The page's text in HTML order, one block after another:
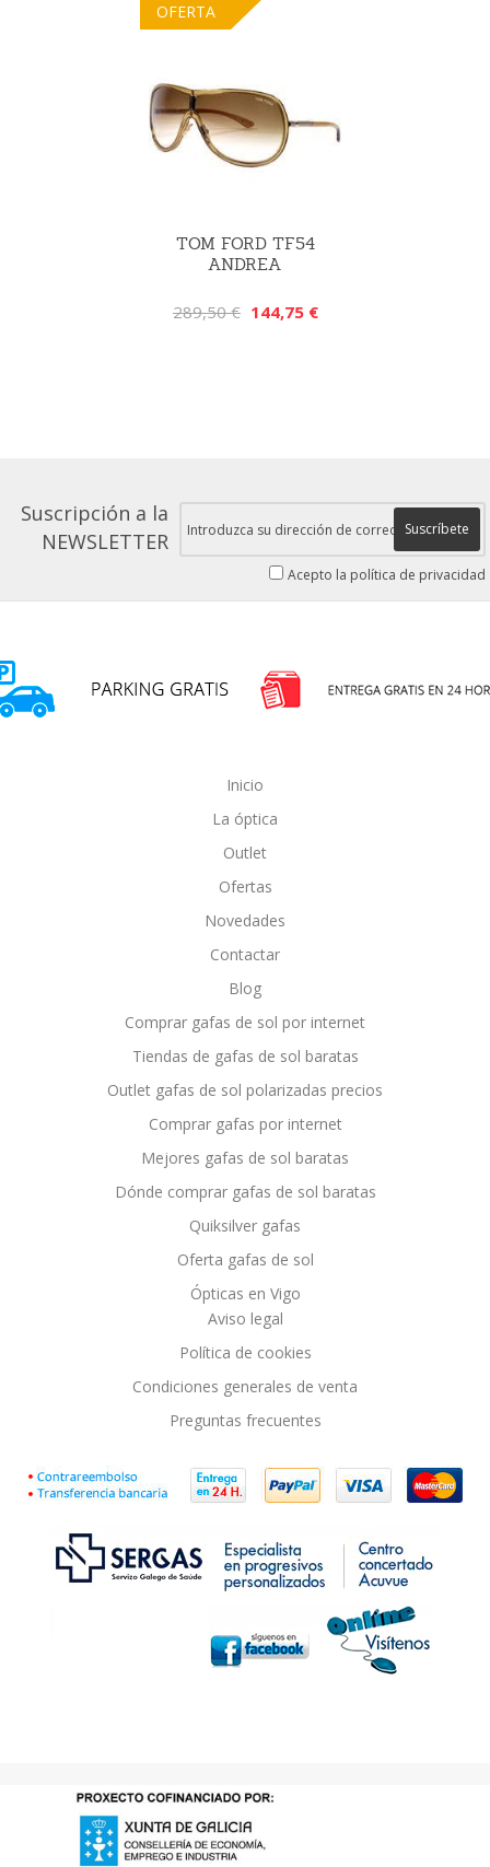
OFERTA
TOM FORD TF54
ANDREA
289,50 € 144,75 €
Suscripción a la
NEWSLETTER
Suscríbete
Acepto la política de privacidad
Inicio
La óptica
Outlet
Ofertas
Novedades
Contactar
Blog
Comprar gafas de sol por internet
Tiendas de gafas de sol baratas
Outlet gafas de sol polarizadas precios
Comprar gafas por internet
Mejores gafas de sol baratas
Dónde comprar gafas de sol baratas
Quiksilver gafas
Oferta gafas de sol
Ópticas en Vigo
Aviso legal
Política de cookies
Condiciones generales de venta
Preguntas frecuentes